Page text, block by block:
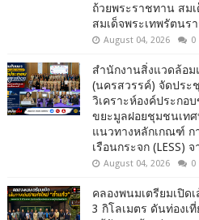
ถ้วยพระราชทาน สม
สมเด็จพระเทพรัตนร
August 04, 2026 0
สำนักงานสิ่งแวดล้อ
(นครสวรรค์) จัดประ
วิเคราะห์องค์ประกอ
ขยะมูลฝอยชุมชนเท
แนวทางหลักเกณฑ์ ก
เรือนกระจก (LESS)
August 04, 2026 0
คลองพนมเตรียมเปิด
3 กิโลเมตร ดันท่องเ